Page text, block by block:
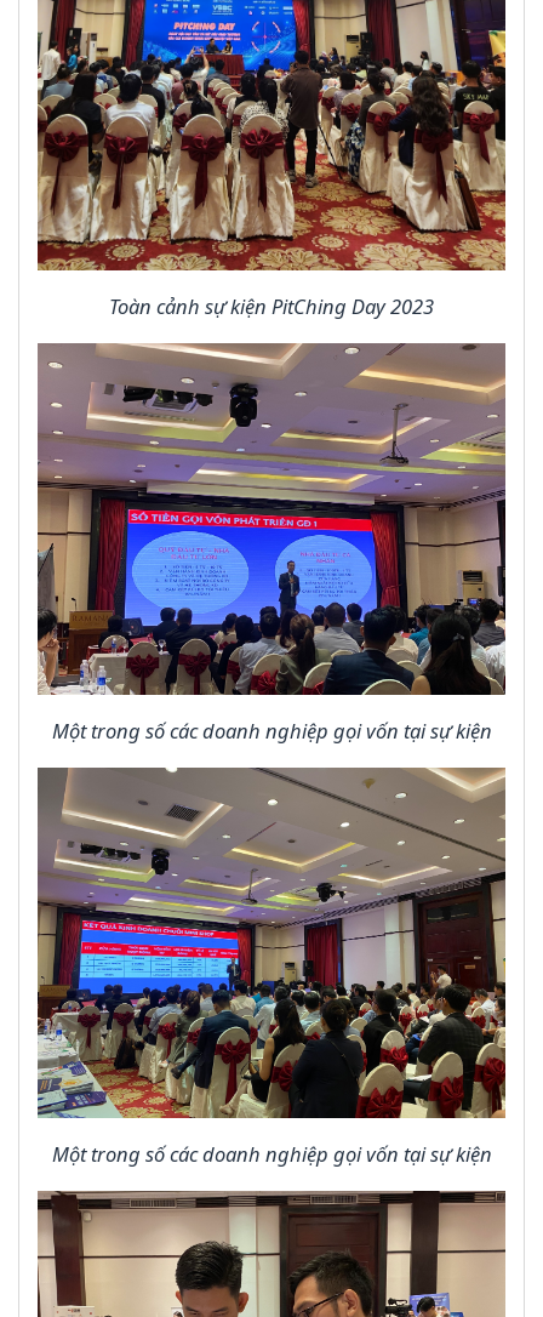
Toàn cảnh sự kiện PitChing Day 2023
Một trong số các doanh nghiệp gọi vốn tại sự kiện
Một trong số các doanh nghiệp gọi vốn tại sự kiện